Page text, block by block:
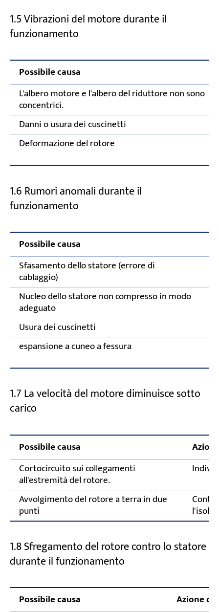
1.5 Vibrazioni del motore durante il
funzionamento
Possibile causa
L'albero motore e l'albero del riduttore non sono
concentrici.
Danni o usura dei cuscinetti
Deformazione del rotore
1.6 Rumori anomali durante il
funzionamento
Possibile causa
Sfasamento dello statore (errore di
cablaggio)
Nucleo dello statore non compresso in modo
adeguato
Usura dei cuscinetti
espansione a cuneo a fessura
1.7 La velocità del motore diminuisce sotto
carico
Possibile causa
Cortocircuito sui collegamenti
all'estremità del rotore.
Avvolgimento del rotore a terra in due
punti
1.8 Sfregamento del rotore contro lo statore
durante il funzionamento
Possibile causa
Azione